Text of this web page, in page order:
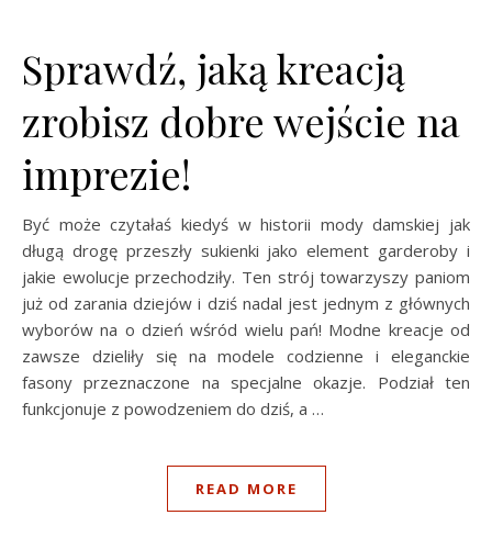
Sprawdź, jaką kreacją
zrobisz dobre wejście na
imprezie!
Być może czytałaś kiedyś w historii mody damskiej jak
długą drogę przeszły sukienki jako element garderoby i
jakie ewolucje przechodziły. Ten strój towarzyszy paniom
już od zarania dziejów i dziś nadal jest jednym z głównych
wyborów na o dzień wśród wielu pań! Modne kreacje od
zawsze dzieliły się na modele codzienne i eleganckie
fasony przeznaczone na specjalne okazje. Podział ten
funkcjonuje z powodzeniem do dziś, a …
READ MORE